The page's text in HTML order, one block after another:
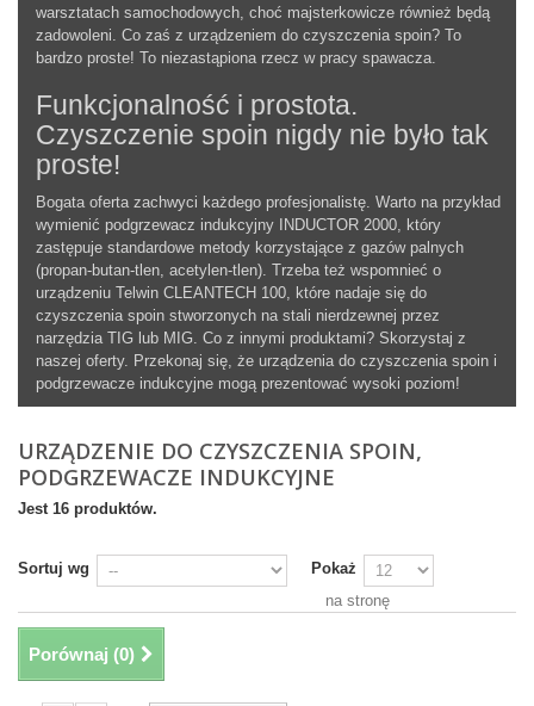
warsztatach samochodowych, choć majsterkowicze również będą
zadowoleni. Co zaś z urządzeniem do czyszczenia spoin? To
bardzo proste! To niezastąpiona rzecz w pracy spawacza.
Funkcjonalność i prostota.
Czyszczenie spoin nigdy nie było tak
proste!
Bogata oferta zachwyci każdego profesjonalistę. Warto na przykład
wymienić podgrzewacz indukcyjny INDUCTOR 2000, który
zastępuje standardowe metody korzystające z gazów palnych
(propan-butan-tlen, acetylen-tlen). Trzeba też wspomnieć o
urządzeniu Telwin CLEANTECH 100, które nadaje się do
czyszczenia spoin stworzonych na stali nierdzewnej przez
narzędzia TIG lub MIG. Co z innymi produktami? Skorzystaj z
naszej oferty. Przekonaj się, że urządzenia do czyszczenia spoin i
podgrzewacze indukcyjne mogą prezentować wysoki poziom!
URZĄDZENIE DO CZYSZCZENIA SPOIN,
PODGRZEWACZE INDUKCYJNE
Jest 16 produktów.
Sortuj wg
Pokaż
na stronę
Porównaj (0)